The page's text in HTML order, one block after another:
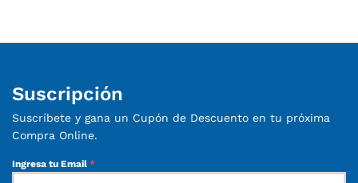
Suscripción
Suscríbete y gana un Cupón de Descuento en tu próxima
Compra Online.
Ingresa tu Email *